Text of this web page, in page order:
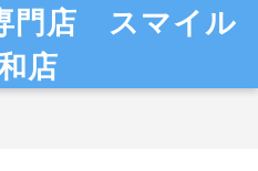
門店 スマイル
店